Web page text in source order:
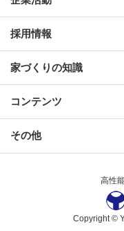
採用情報
家づくりの知識
コンテンツ
その他
高性
Copyright ©